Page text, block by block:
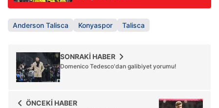
Anderson Talisca Konyaspor Talisca
SONRAKİ HABER
Domenico Tedesco'dan galibiyet yorumu!
ÖNCEKİ HABER